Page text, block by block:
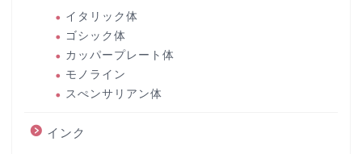
イタリック体
ゴシック体
カッパープレート体
モノライン
スぺンサリアン体
インク